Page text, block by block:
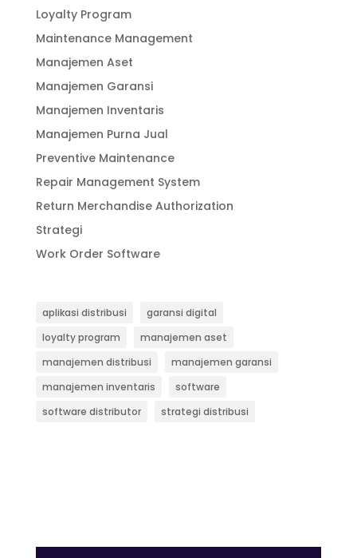
Loyalty Program
Maintenance Management
Manajemen Aset
Manajemen Garansi
Manajemen Inventaris
Manajemen Purna Jual
Preventive Maintenance
Repair Management System
Return Merchandise Authorization
Strategi
Work Order Software
aplikasi distribusi
garansi digital
loyalty program
manajemen aset
manajemen distribusi
manajemen garansi
manajemen inventaris
software
software distributor
strategi distribusi